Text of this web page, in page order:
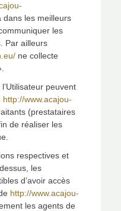
dans les meilleurs
les
Par ailleurs
ne collecte
peuvent
http://www.acajou-
(prestataires
de réaliser les
respectives et
les
d’avoir accès
http://www.acajou-
les agents de